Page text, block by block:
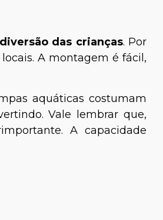
das crianças. Por
A montagem é fácil,
aquáticas costumam
Vale lembrar que,
A capacidade